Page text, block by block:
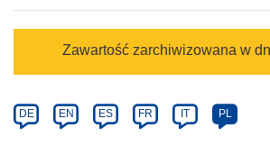
Category
Zawartość zarchiwizowana w
Article
available
DE EN ES FR IT PL